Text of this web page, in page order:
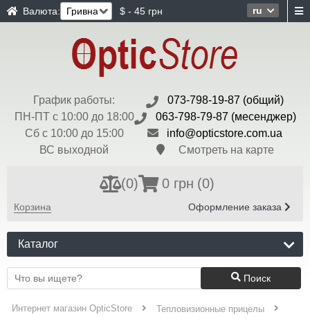
ru
Валюта: $ - 45 грн
График работы:
ПН-ПТ с 10:00 до 18:00
Сб с 10:00 до 15:00
ВС выходной
073-798-19-87 (общий)
063-798-79-87 (месенджер)
info@opticstore.com.ua
Смотреть на карте
(0) 0 грн (0)
Корзина Оформление заказа
Каталог
Поиск
Интернет магазин OpticStore
Тепловизионные прицелы